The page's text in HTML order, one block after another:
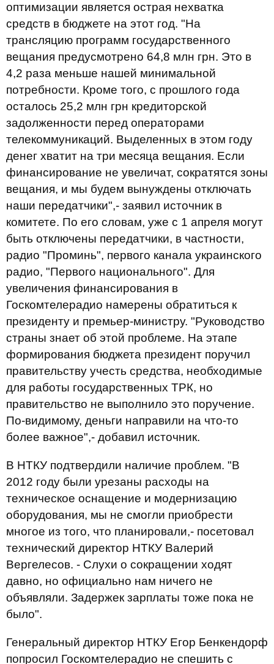
оптимизации является острая нехватка
средств в бюджете на этот год. "На
трансляцию программ государственного
вещания предусмотрено 64,8 млн грн. Это в
4,2 раза меньше нашей минимальной
потребности. Кроме того, с прошлого года
осталось 25,2 млн грн кредиторской
задолженности перед операторами
телекоммуникаций. Выделенных в этом году
денег хватит на три месяца вещания. Если
финансирование не увеличат, сократятся зоны
вещания, и мы будем вынуждены отключать
наши передатчики",- заявил источник в
комитете. По его словам, уже с 1 апреля могут
быть отключены передатчики, в частности,
радио "Проминь", первого канала украинского
радио, "Первого национального". Для
увеличения финансирования в
Госкомтелерадио намерены обратиться к
президенту и премьер-министру. "Руководство
страны знает об этой проблеме. На этапе
формирования бюджета президент поручил
правительству учесть средства, необходимые
для работы государственных ТРК, но
правительство не выполнило это поручение.
По-видимому, деньги направили на что-то
более важное",- добавил источник.
В НТКУ подтвердили наличие проблем. "В
2012 году были урезаны расходы на
техническое оснащение и модернизацию
оборудования, мы не смогли приобрести
многое из того, что планировали,- посетовал
технический директор НТКУ Валерий
Вергелесов. - Слухи о сокращении ходят
давно, но официально нам ничего не
объявляли. Задержек зарплаты тоже пока не
было".
Генеральный директор НТКУ Егор Бенкендорф
попросил Госкомтелерадио не спешить с